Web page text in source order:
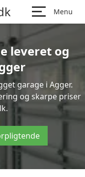
Menu
leveret og
garage i Agger.
og skarpe priser